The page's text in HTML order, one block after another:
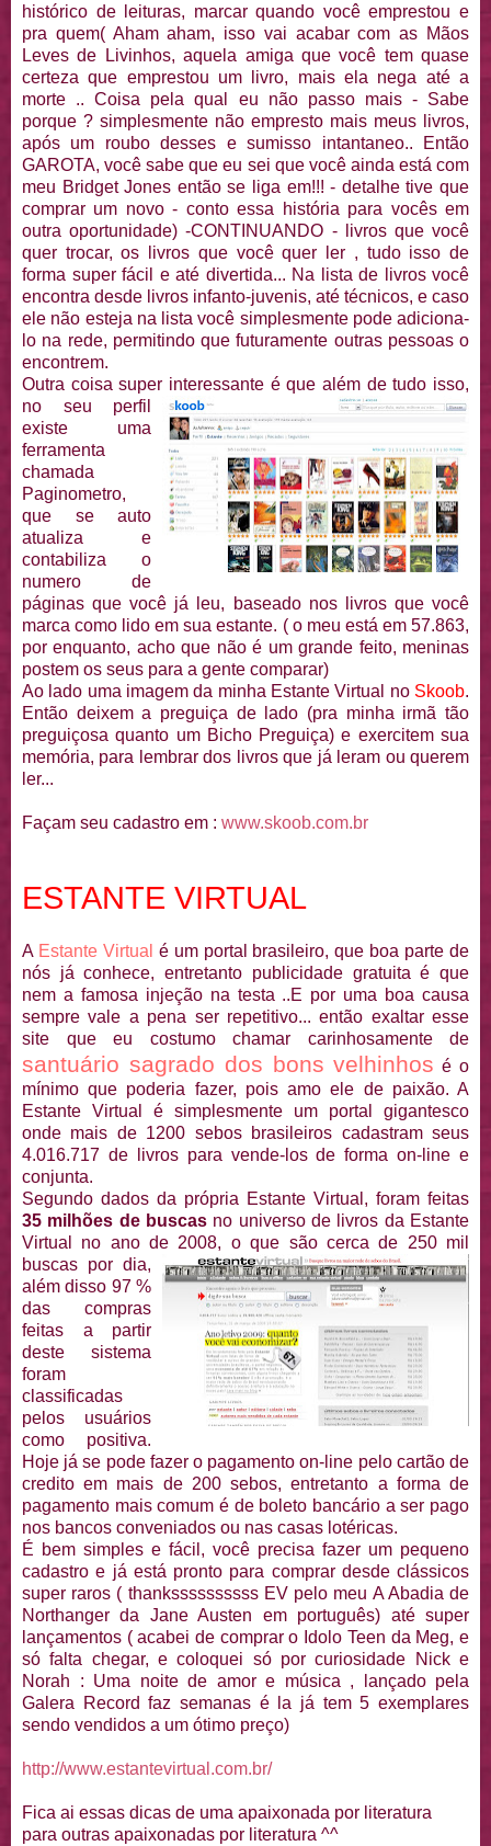
histórico de leituras, marcar quando você emprestou e
pra quem( Aham aham, isso vai acabar com as Mãos
Leves de Livinhos, aquela amiga que você tem quase
certeza que emprestou um livro, mais ela nega até a
morte .. Coisa pela qual eu não passo mais - Sabe
porque ? simplesmente não empresto mais meus livros,
após um roubo desses e sumisso intantaneo.. Então
GAROTA, você sabe que eu sei que você ainda está com
meu Bridget Jones então se liga em!!! - detalhe tive que
comprar um novo - conto essa história para vocês em
outra oportunidade) -CONTINUANDO - livros que você
quer trocar, os livros que você quer ler , tudo isso de
forma super fácil e até divertida... Na lista de livros você
encontra desde livros infanto-juvenis, até técnicos, e caso
ele não esteja na lista você simplesmente pode adiciona-
lo na rede, permitindo que futuramente outras pessoas o
encontrem.
Outra coisa super interessante é que além de tudo isso,
no seu perfil
existe uma
ferramenta
chamada
Paginometro,
que se auto
atualiza e
contabiliza o
numero de
páginas que você já leu, baseado nos livros que você
marca como lido em sua estante. ( o meu está em 57.863,
por enquanto, acho que não é um grande feito, meninas
postem os seus para a gente comparar)
Ao lado uma imagem da minha Estante Virtual no Skoob.
Então deixem a preguiça de lado (pra minha irmã tão
preguiçosa quanto um Bicho Preguiça) e exercitem sua
memória, para lembrar dos livros que já leram ou querem
ler...
Façam seu cadastro em : www.skoob.com.br
ESTANTE VIRTUAL
A Estante Virtual é um portal brasileiro, que boa parte de
nós já conhece, entretanto publicidade gratuita é que
nem a famosa injeção na testa ..E por uma boa causa
sempre vale a pena ser repetitivo... então exaltar esse
site que eu costumo chamar carinhosamente de
santuário sagrado dos bons velhinhos é o
mínimo que poderia fazer, pois amo ele de paixão. A
Estante Virtual é simplesmente um portal gigantesco
onde mais de 1200 sebos brasileiros cadastram seus
4.016.717 de
livros para vende-los de forma on-line e
conjunta.
Segundo dados da própria Estante Virtual, foram feitas
35 milhões de buscas no universo de livros da Estante
Virtual no ano de 2008, o que são cerca de 250 mil
buscas por dia,
além disso 97 %
das compras
feitas a partir
deste sistema
foram
classificadas
pelos usuários
como positiva.
Hoje já se pode fazer o pagamento on-line pelo cartão de
credito em mais de 200 sebos, entretanto a forma de
pagamento mais comum é de boleto bancário a ser pago
nos bancos conveniados ou nas casas lotéricas.
É bem simples e fácil, você precisa fazer um pequeno
cadastro e já está pronto para comprar desde clássicos
super raros ( thankssssssssss EV pelo meu A Abadia de
Northanger da Jane Austen em português) até super
lançamentos ( acabei de comprar o Idolo Teen da Meg, e
só falta chegar, e coloquei só por curiosidade Nick e
Norah : Uma noite de amor e música , lançado pela
Galera Record faz semanas é la já tem 5 exemplares
sendo vendidos a um ótimo preço)
http://www.estantevirtual.com.br/
Fica ai essas dicas de uma apaixonada por literatura
para outras apaixonadas por literatura ^^